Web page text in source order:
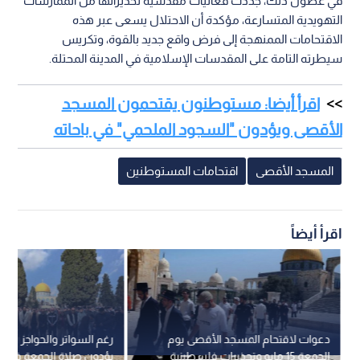
التهويدية المتسارعة، مؤكدة أن الاحتلال يسعى عبر هذه
الاقتحامات الممنهجة إلى فرض واقع جديد بالقوة، وتكريس
سيطرته التامة على المقدسات الإسلامية في المدينة المحتلة.
اقرأ أيضا: مستوطنون يقتحمون المسجد
الأقصى ويؤدون "السجود الملحمي" في باحاته
المسجد الأقصى اقتحامات المستوطنين
اقرأ أيضاً
رغم السواتر والحواجز ..
يؤدون صلاة الجمعة في
دعوات لاقتحام المسجد الأقصى يوم
الجمعة 15 مايو وتحذيرات فلسطينية